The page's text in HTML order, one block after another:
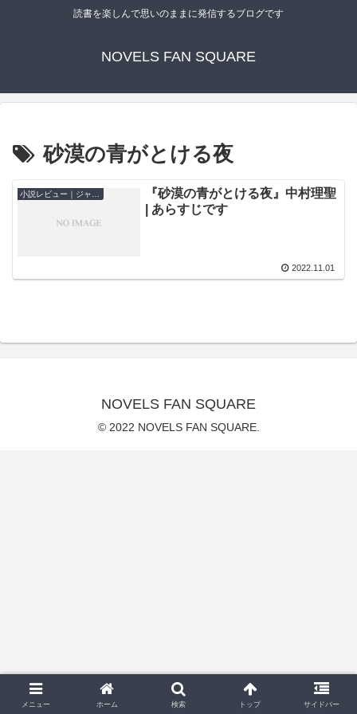
読書を楽しんで思いのままに発信するブログです
NOVELS FAN SQUARE
砂漠の青がとける夜
『砂漠の青がとける夜』中村理聖
| あらすじです
2022.11.01
NOVELS FAN SQUARE
© 2022 NOVELS FAN SQUARE.
メニュー ホーム 検索 トップ サイドバー